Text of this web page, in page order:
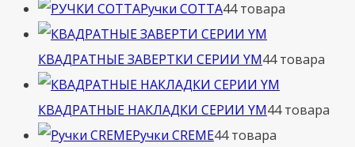
Ручки COTTA44 товара
КВАДРАТНЫЕ ЗАВЕРТКИ СЕРИИ YM44 товара
КВАДРАТНЫЕ НАКЛАДКИ СЕРИИ YM44 товара
Ручки CREME44 товара